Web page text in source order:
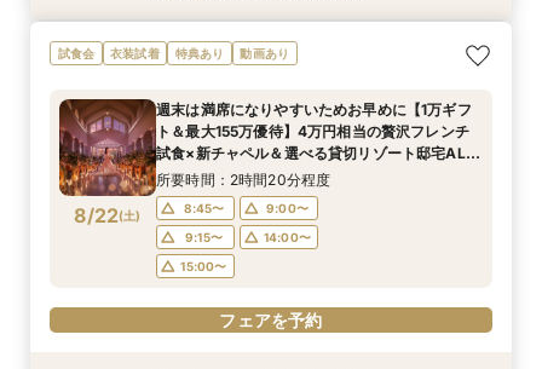
8/21(金)
【水曜限定SPフェア】全館見学＆4万試食＆最大
160万特典付フェア『至極の試食』国産牛フィレ
をゆったり見学できて安心♪
所要時間：3時間程度
10:30〜
10:45〜
11:00〜
フェアを予約
8/21(金)
【緑に囲まれたガーデン挙式希望のお二人へ】2
名～80名までOK
10:30〜
10:40〜
11:00〜
フェアを予約
8/21(金)
【初めての見学もオススメ】全館見学＆見積もり
相談＆絶品試食付
10:30〜
10:45〜
11:00〜
11:15〜
フェアを予約
試食会 衣装試着 特典あり 動画あり
8/22(土)
週末は満席になりやすいためお早めに【1万ギフ
ト＆最大155万優待】4万円相当の贅沢フレンチ
試食×新チャペル＆選べる貸切リゾート邸宅ALL
体験BIGフェア
所要時間：2時間20分程度
8:45〜
9:00〜
9:15〜
14:00〜
15:00〜
フェアを予約